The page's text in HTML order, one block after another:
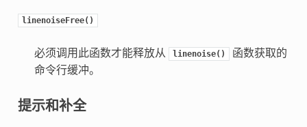
linenoiseFree()
必须调用此函数才能释放从 linenoise()
函数获取的
命令行缓冲。
提示和补全